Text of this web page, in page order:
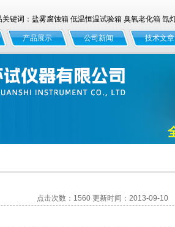
关键词：盐雾腐蚀箱 低温恒温试验箱 臭氧老化箱 氙
产品展示 公司新闻 技术文章
点击次数：1560 更新时间：2013-09-10